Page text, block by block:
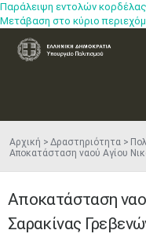
Παράλειψη εντολών κορδέλας
Μετάβαση στο κύριο
Αρχική Δραστηριότητα
Αποκατάσταση ναού Αγίου
Αποκατάσταση
Σαρακίνας